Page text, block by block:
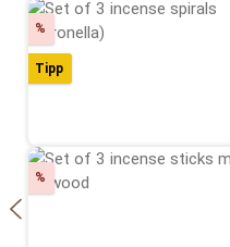
% Rabatt
Tipp
% Rabatt